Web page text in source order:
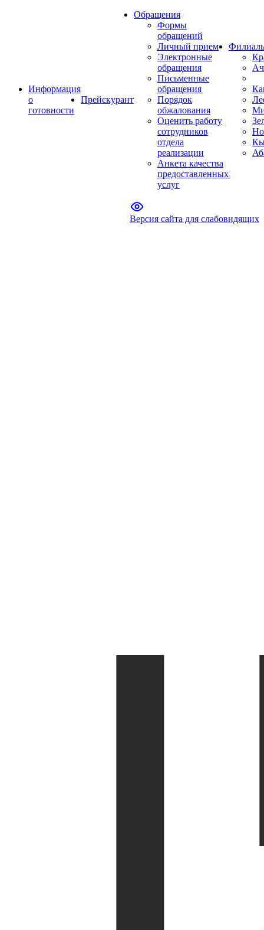
Информация
о
готовности
Прейскурант
Обращения
Формы
обращений
Личный прием
Электронные
обращения
Письменные
обращения
Порядок
обжалования
Оценить работу
сотрудников
отдела
реализации
Анкета качества
предоставленных
услуг
Версия сайта для слабовидящих